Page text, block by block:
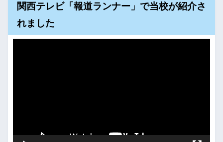
関西テレビ「報道ランナー」で当校が紹介さ
れました